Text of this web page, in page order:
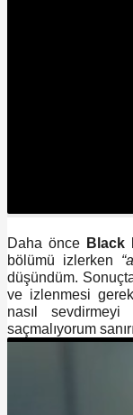
Daha önce Black
bölümü izlerken
düşündüm.
ve izlenmesi
nasıl sevdirmeyi
saçmalıyorum